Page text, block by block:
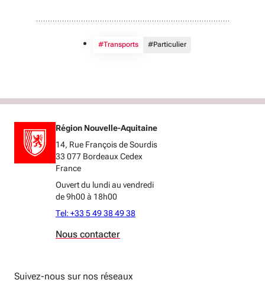
#Transports #Particulier
Région Nouvelle-Aquitaine
14, Rue François de Sourdis
33 077 Bordeaux Cedex
France
Ouvert du lundi au vendredi
de 9h00 à 18h00
Tel: +33 5 49 38 49 38
Nous contacter
Suivez-nous sur nos réseaux